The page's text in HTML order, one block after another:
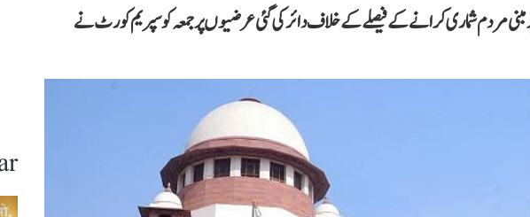
مردم شماری کرانے کے فیصلے کے خلاف دائر کی گئی عرضیوں پر جمعہ کو سپریم کورٹ نے